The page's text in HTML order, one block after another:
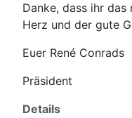
Danke, dass ihr
Herz und der gute
Euer René Conrads
Präsident
Details